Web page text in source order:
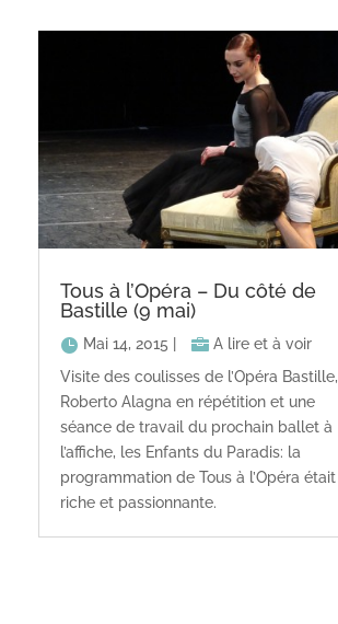
Tous à l’Opéra – Du côté de
Bastille (9 mai)
Mai 14, 2015
A lire et à voir
Visite des coulisses de l’Opéra Bastille,
Roberto Alagna en répétition et une
séance de travail du prochain ballet à
l’affiche, les Enfants du Paradis: la
programmation de Tous à l’Opéra était
riche et passionnante.